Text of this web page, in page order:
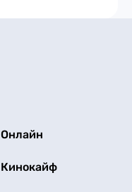
Онлайн
Кинокайф